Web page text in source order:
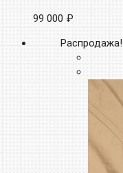
99 000 ₽
Распродажа!